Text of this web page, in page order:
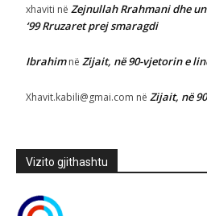
xhaviti në Zejnullah Rrahmani dhe
‘99 Rruzaret prej smaragdi
Ibrahimnë Zijait, në 90-vjetorin e
Xhavit.kabili@gmai.com në Zijait, në
Vizito gjithashtu